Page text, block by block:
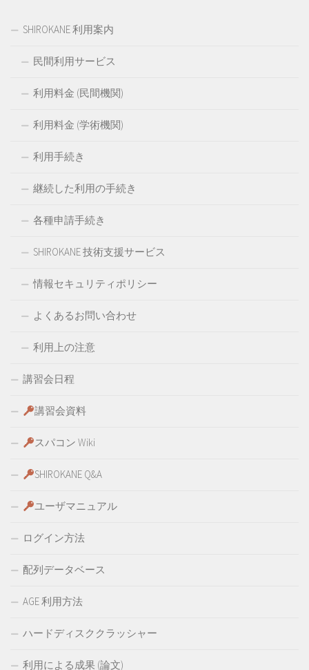
SHIROKANE 利用案内
民間利用サービス
利用料金 (民間機関)
利用料金 (学術機関)
利用手続き
継続した利用の手続き
各種申請手続き
SHIROKANE 技術支援サービス
情報セキュリティポリシー
よくあるお問い合わせ
利用上の注意
講習会日程
講習会資料
スパコン Wiki
SHIROKANE Q&A
ユーザマニュアル
ログイン方法
配列データベース
AGE 利用方法
ハードディスククラッシャー
利用による成果 (論文)